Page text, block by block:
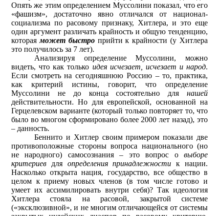
Опять же этим определением Муссолини показал, что его
«фашизм», достаточно явно отличался от национал-
социализма по расовому признаку, Хитлера, и это еще
один аргумент различать крайность и общую тенденцию,
котораяможет быстроприйти к крайности (у Хитлера
это получилось за 7 лет).
Анализируя определение Муссолини, можно
видеть, что как только идея исчезает, исчезает и народ.
Если смотреть на сегодняшнюю Россию – то, практика,
как критерий истины, говорит, что определение
Муссолини не до конца состоятельно для нашей
действительности. Но для европейской, основанной на
Герцелевском варианте (который только повторяет то, что
было во многом сформировано более 2000 лет назад), это
– данность.
Беннито и Хитлер своим примером показали две
противоположные стороны вопроса национального (но
не народного) самосознания – это вопрос о выборе
критериев для определения принадлежности к нации.
Насколько открыта нация, государство, все общество в
целом к приему новых членов (в том числе готово и
умеет их ассимилировать внутри себя)? Так идеология
Хитлера стояла на расовой, закрытой системе
(«эксклюзивной», и не многим отличающейся от системы